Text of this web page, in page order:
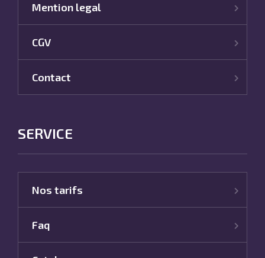
Mention legal
CGV
Contact
SERVICE
Nos tarifs
Faq